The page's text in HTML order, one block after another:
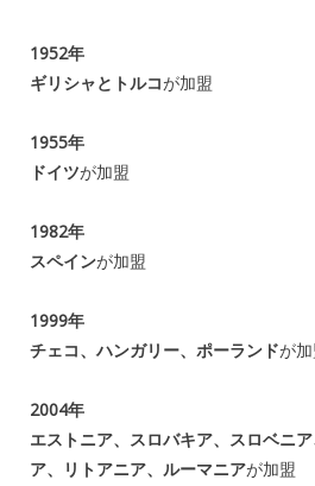
1952年
ギリシャとトルコが加盟
1955年
ドイツが加盟
1982年
スペインが加盟
1999年
チェコ、ハンガリー、ポーランドが
2004年
エストニア、スロバキア、スロベニ
ア、リトアニア、ルーマニアが加盟